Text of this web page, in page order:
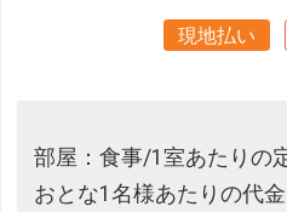
現地払い
部屋：食事/1室あたりの
おとな1名様あたりの代金